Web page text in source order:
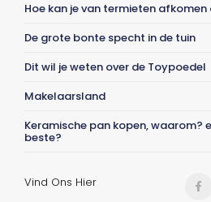
Hoe kan je van termieten
De grote bonte specht in de tuin
Dit wil je weten over de Toypoedel
Makelaarsland
Keramische pan kopen, waarom?
beste?
Vind Ons Hier